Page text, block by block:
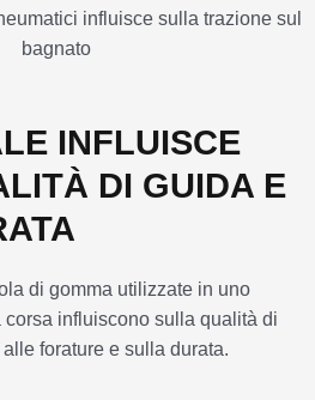
INFLUISCE
DI GUIDA E
di gomma utilizzate in uno
influiscono sulla qualità di
forature e sulla durata.